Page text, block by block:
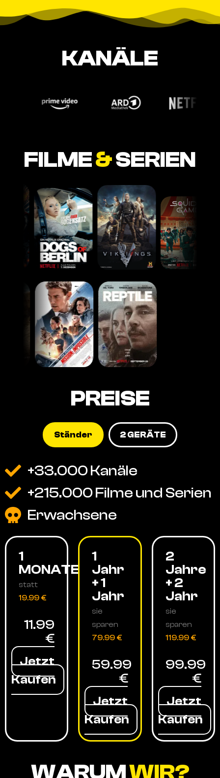
KANÄLE
FILME&SERIEN
PREISE
Ständer 2 GERÄTE
+33.000 Kanäle
+215.000 Filme und Serien
Erwachsene
1
MONATE
statt
19.99 €
11.99
€
Jetzt
Kaufen
1
Jahr
+ 1
Jahr
sie
sparen
79.99 €
59.99
€
Jetzt
Kaufen
2
Jahre
+ 2
Jahr
sie
sparen
119.99 €
99.99
€
Jetzt
Kaufen
WARUMWIR?